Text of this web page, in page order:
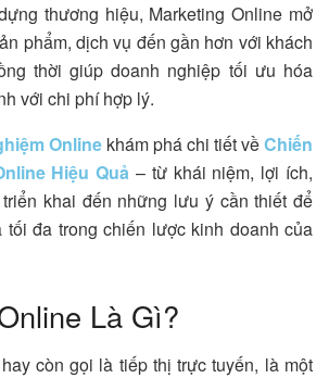
thương hiệu, Marketing Online mở
phẩm, dịch vụ đến gần hơn với khách
thời giúp doanh nghiệp tối ưu hóa
với chi phí hợp lý.
Online khám phá chi tiết vềChiến
Hiệu Quả – từ khái niệm, lợi ích,
khai đến những lưu ý cần thiết để
tối đa trong chiến lược kinh doanh của
Là Gì?
còn gọi là tiếp thị trực tuyến, là một